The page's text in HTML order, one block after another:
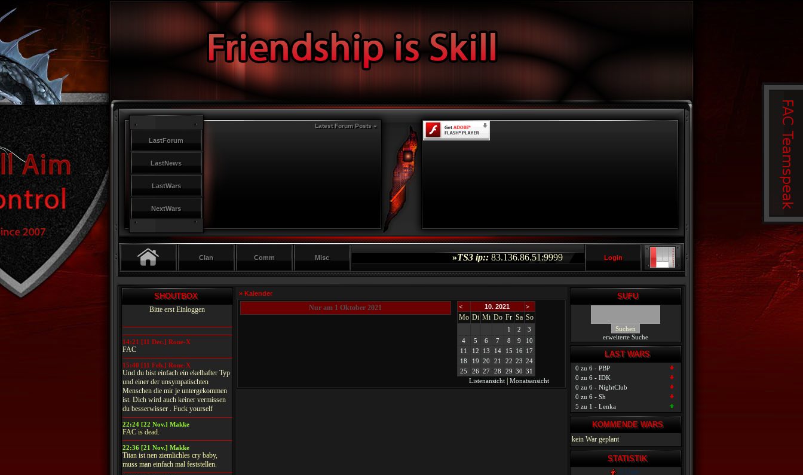
LastForum
LastNews
LastWars
NextWars
Latest Forum Posts «
Clan Comm Misc TS3 ip::83.136.86.51:9999 Login
SHOUTBOX
Bitte erst Einloggen
14:21 [11 Dec.] Rone-X
FAC
15:40 [11 Feb.] Rone-X
Und du bist einfach ein ekelhafter Typ
und einer der unsympatischten
Menschen die mir je untergekommen
ist. Dich wird auch keiner vermissen
du besserwisser . Fuck yourself
22:24 [22 Nov.] Makke
FAC is dead.
22:36 [21 Nov.] Makke
Titan ist nen ziemlichles cry baby,
muss man einfach mal feststellen.
» Kalender
Nur am 1 Oktober 2021 < 10. 2021 >
Mo Di Mi Do Fr Sa So
1 2
3
4
5 6 7 8 9
10
11
12 13 14 15 16 17
18
19 20 21 22 23 24
25
26 27 28 29 30 31
Listenansicht
Monatsansicht
SUFU
erweiterte Suche
LAST WARS
0 zu 6 - PBP
0 zu 6 - IDK
0 zu 6 - NightClub
0 zu 6 - Sh
5 zu 1 - Lenka
KOMMENDE WARS
kein War geplant
STATISTIK
0 User